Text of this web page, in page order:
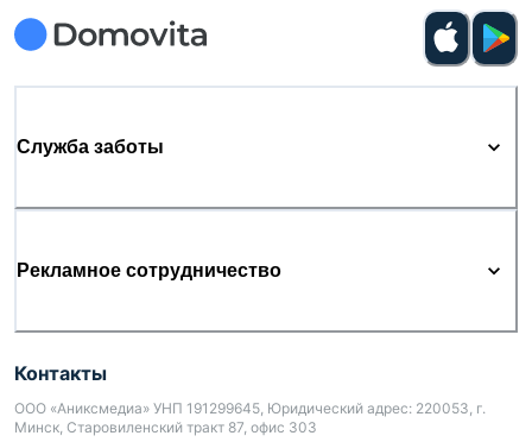
Служба заботы
Рекламное сотрудничество
Контакты
ООО «Аниксмедиа» УНП 191299645, Юридический адрес: 220053, г.
Минск, Старовиленский тракт 87, офис 303